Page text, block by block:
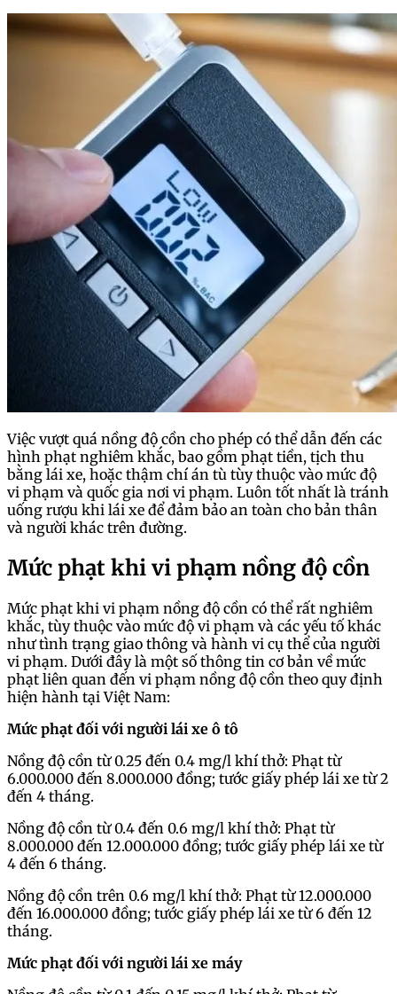
Việc vượt quá nồng độ cồn cho phép có thể dẫn đến các
hình phạt nghiêm khắc, bao gồm phạt tiền, tịch thu
bằng lái xe, hoặc thậm chí án tù tùy thuộc vào mức độ
vi phạm và quốc gia nơi vi phạm. Luôn tốt nhất là tránh
uống rượu khi lái xe để đảm bảo an toàn cho bản thân
và người khác trên đường.
Mức phạt khi vi phạm nồng độ cồn
Mức phạt khi vi phạm nồng độ cồn có thể rất nghiêm
khắc, tùy thuộc vào mức độ vi phạm và các yếu tố khác
như tình trạng giao thông và hành vi cụ thể của người
vi phạm. Dưới đây là một số thông tin cơ bản về mức
phạt liên quan đến vi phạm nồng độ cồn theo quy định
hiện hành tại Việt Nam:
Mức phạt đối với người lái xe ô tô
Nồng độ cồn từ 0.25 đến 0.4 mg/l khí thở: Phạt từ
6.000.000 đến 8.000.000 đồng; tước giấy phép lái xe từ 2
đến 4 tháng.
Nồng độ cồn từ 0.4 đến 0.6 mg/l khí thở: Phạt từ
8.000.000 đến 12.000.000 đồng; tước giấy phép lái xe từ
4 đến 6 tháng.
Nồng độ cồn trên 0.6 mg/l khí thở: Phạt từ 12.000.000
đến 16.000.000 đồng; tước giấy phép lái xe từ 6 đến 12
tháng.
Mức phạt đối với người lái xe máy